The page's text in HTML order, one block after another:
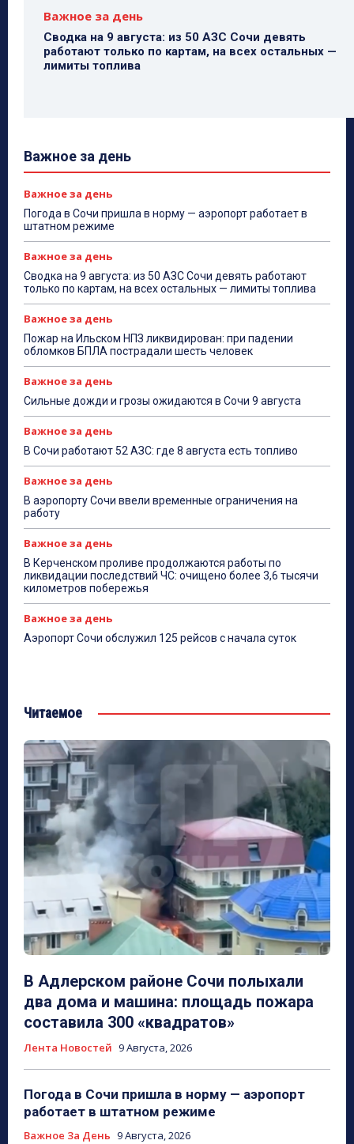
Важное за день
Сводка на 9 августа: из 50 АЗС Сочи девять
работают только по картам, на всех остальных —
лимиты топлива
Важное за день
Важное за день
Погода в Сочи пришла в норму — аэропорт работает в
штатном режиме
Важное за день
Сводка на 9 августа: из 50 АЗС Сочи девять работают
только по картам, на всех остальных — лимиты топлива
Важное за день
Пожар на Ильском НПЗ ликвидирован: при падении
обломков БПЛА пострадали шесть человек
Важное за день
Сильные дожди и грозы ожидаются в Сочи 9 августа
Важное за день
В Сочи работают 52 АЗС: где 8 августа есть топливо
Важное за день
В аэропорту Сочи ввели временные ограничения на
работу
Важное за день
В Керченском проливе продолжаются работы по
ликвидации последствий ЧС: очищено более 3,6 тысячи
километров побережья
Важное за день
Аэропорт Сочи обслужил 125 рейсов с начала суток
Читаемое
В Адлерском районе Сочи полыхали
два дома и машина: площадь пожара
составила 300 «квадратов»
Лента Новостей 9 Августа, 2026
Погода в Сочи пришла в норму — аэропорт
работает в штатном режиме
Важное За День 9 Августа, 2026